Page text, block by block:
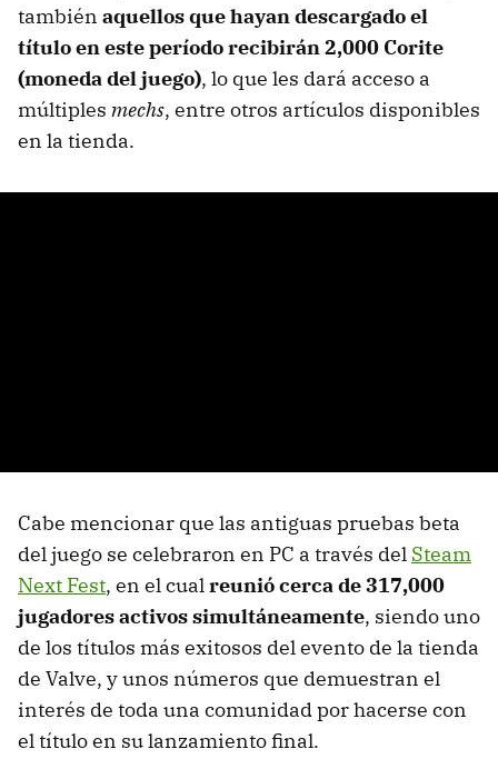
también aquellos que hayan descargado el
título en este período recibirán 2,000 Corite
(moneda del juego), lo que les dará acceso a
múltiples mechs, entre otros artículos disponibles
en la tienda.
Cabe mencionar que las antiguas pruebas beta
del juego se celebraron en PC a través del Steam
Next Fest, en el cualreunió cerca de 317,000
jugadores activos simultáneamente, siendo uno
de los títulos más exitosos del evento de la tienda
de Valve, y unos números que demuestran el
interés de toda una comunidad por hacerse con
el título en su lanzamiento final.